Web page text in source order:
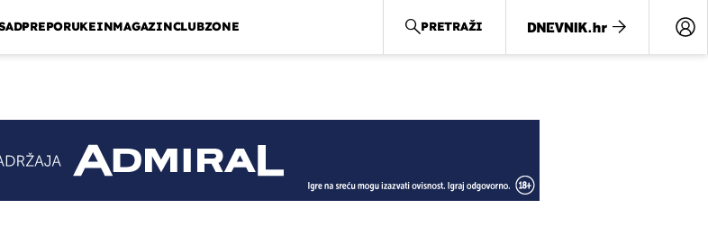
PREPORUKEINMAGAZINCLUBZONE PRETRAŽI